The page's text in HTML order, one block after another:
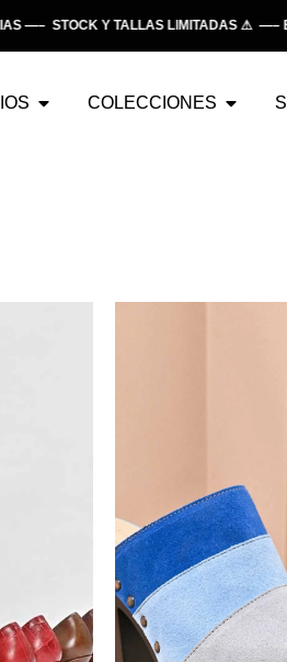
Y TALLAS LIMITADAS ⚠ —– ENTREGA
COLECCIONES